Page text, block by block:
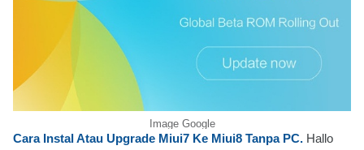
Image Google
Cara Instal Atau Upgrade Miui7 Ke Miui8 Tanpa PC. Hallo